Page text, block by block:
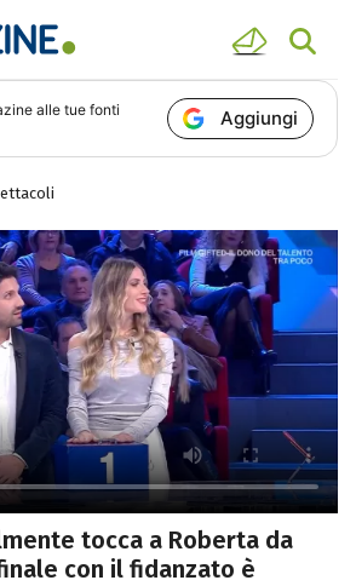
alle tue fonti
Aggiungi
tocca a Roberta da
con il fidanzato è